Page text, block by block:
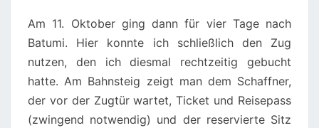
Am 11. Oktober ging dann für vier Tage nach
Batumi. Hier konnte ich schließlich den Zug
nutzen, den ich diesmal rechtzeitig gebucht
hatte. Am Bahnsteig zeigt man dem Schaffner,
der vor der Zugtür wartet, Ticket und Reisepass
(zwingend notwendig) und der reservierte Sitz